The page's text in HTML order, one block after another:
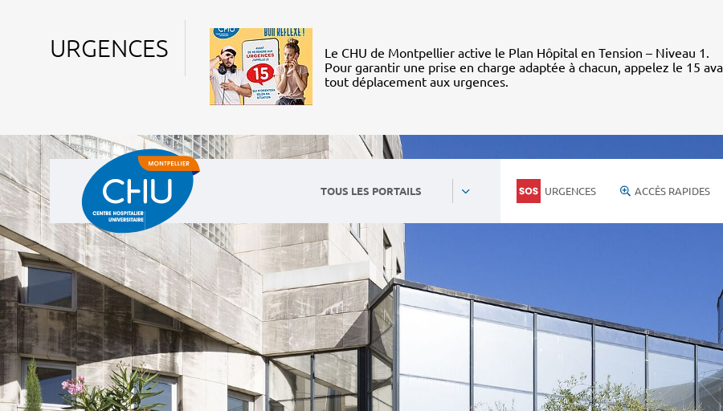
URGENCES
Le CHU de Montpellier active le Plan Hôpital en Tension – Niveau 1.
Pour garantir une prise en charge adaptée à chacun, appelez le 15
tout déplacement aux urgences.
TOUS LES PORTAILS URGENCES ACCÈS RAPIDES